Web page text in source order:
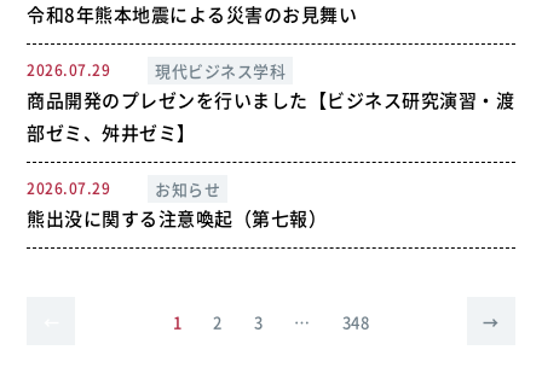
令和8年熊本地震による災害のお見舞い
2026.07.29 現代ビジネス学科
商品開発のプレゼンを行いました【ビジネス研究演習・渡
部ゼミ、舛井ゼミ】
2026.07.29 お知らせ
熊出没に関する注意喚起（第七報）
1 2 3 … 348 →
次